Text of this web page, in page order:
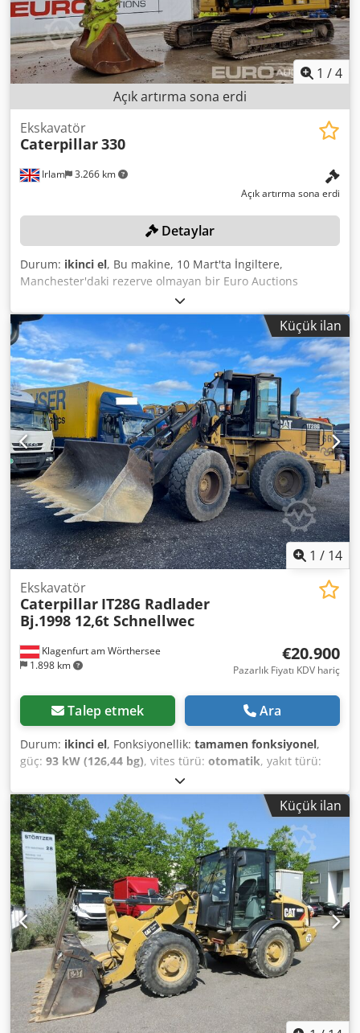
1 /4
Açık artırma sona erdi
Irlam 3.266 km
Ekskavatör
Caterpillar330
Açık artırma sona erdi
Detaylar
Durum: ikinci el, Bu makine, 10 Mart'ta İngiltere,
Manchester'daki rezerve olmayan bir Euro Auctions
müzayedesinde satılacaktır. Daha fazla bilgi için Dermot ile
iletişime geçiniz. Djdpoymfw Hsfx Ai Njck
Küçük ilan
1 / 14
Klagenfurt am Wörthersee
1.898 km
Ekskavatör
Caterpillar IT28G Radlader
Bj.1998 12,6t Schnellwec
€20.900
Pazarlık Fiyatı KDV hariç
Talep etmek Ara
Durum: ikinci el, Fonksiyonellik: tamamen fonksiyonel,
güç: 93 kW (126,44 bg), vites türü: otomatik, yakıt türü:
, işletme ağırlığı:
dingil konfigürasyonu:4x4, ilk tescil:10/1998, Üretim yılı:
1998, çalışma saatleri:17.762 h , yakıt: , Donanım:her
tahrikli, palet çatalları, CATERPILLAR IT28G WHEEL LOADER
Dcjdpfx Aiji Tmhpe Nok Quick coupler system! Pallet fork
available at extra cost. 17,762 operating hours Operating
weight: 12,600 kg 93 kW Product number: 9AR00289
Technically in good condition! Tel. 44
Küçük ilan